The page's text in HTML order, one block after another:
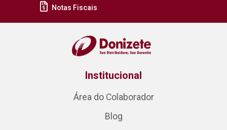
Notas Fiscais
Institucional
Área do Colaborador
Blog